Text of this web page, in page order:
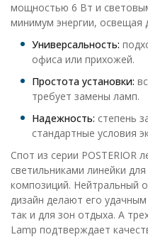
мощностью 6 Вт и
минимум энергии, освещая
Универсальность:
офиса или прихожей.
Простота установки:
требует замены ламп.
Надежность: степень
стандартные условия
Спот из серии POSTERIOR
светильниками линейки
композиций. Нейтральный
дизайн делают его
так и для зон отдыха. А
Lamp подтверждает